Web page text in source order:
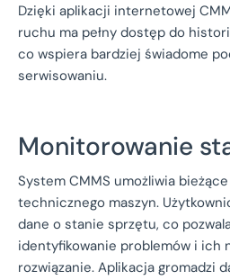
Dzięki aplikacji internetowej
ruchu ma pełny dostęp do
co wspiera bardziej świadome
serwisowaniu.
Monitorowanie
System CMMS umożliwia
technicznego maszyn.
dane o stanie sprzętu, co
identyfikowanie problemów i ich
rozwiązanie. Aplikacja gromadzi